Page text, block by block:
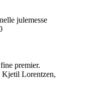
julemesse
premier.
Kjetil Lorentzen,